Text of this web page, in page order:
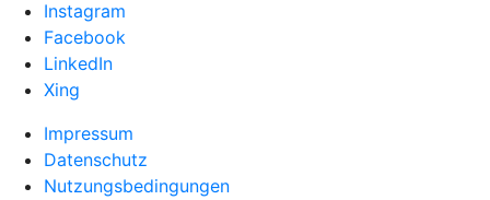
Instagram
Facebook
LinkedIn
Xing
Impressum
Datenschutz
Nutzungsbedingungen